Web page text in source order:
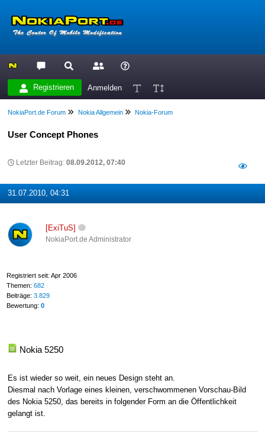
Registrieren Anmelden
NokiaPort.de Forum Nokia Allgemein Nokia-Forum
User Concept Phones
Letzter Beitrag:08.09.2012, 07:40
31.07.2010, 04:31
[ExiTuS]
NokiaPort.de Administrator
Registriert seit: Apr 2006
Themen: 682
Beiträge: 3.829
Bewertung: 0
Nokia 5250
Es ist wieder so weit, ein neues Design steht an.
Diesmal nach Vorlage eines kleinen, verschwommenen Vorschau-Bild
des Nokia 5250, das bereits in folgender Form an die Öffentlichkeit
gelangt ist.